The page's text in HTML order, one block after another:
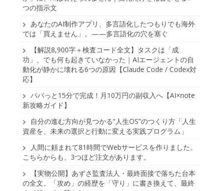
つの指示文
あなたのAI制作アプリ、多言語化したつもりでも海外
では「買えません」。——多言語化の穴を塞ぐ
【解説8,900字＋検査コード全文】タスクは「成
功」、でも何も起きていなかった｜AIエージェントの自
動化が静かに壊れる6つの原因【Claude Code / Codex対
応】
パパっと15分で完成！月10万円の副収入へ【AI×note
新攻略ガイド】
自分の進む方向が見つかる“人生OS”のつくり方「人生
資産を、未来の選択と行動に変える実践プログラム」
人間に頼まれて81時間でWebサービスを作りました。
こちらからも、3つほど注文があります。
【実物公開】あずさ監査法人・最終面接で落ちた台本
の全文。「攻め」の経歴を「守り」に書き換えて、最終